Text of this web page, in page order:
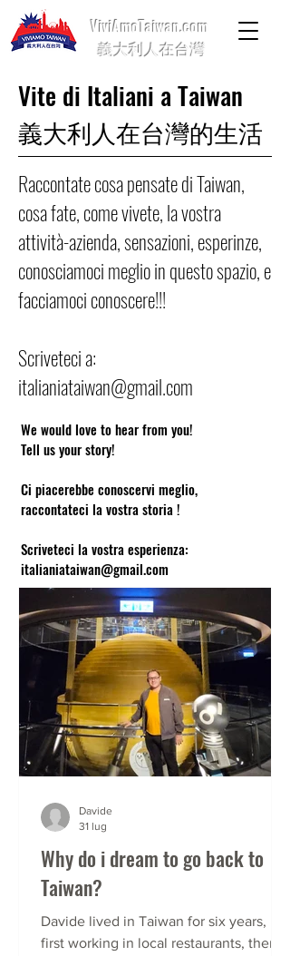
ViviAmoTaiwan.com
義大利人在台灣
Vite di Italiani a Taiwan
義大利人在台灣的生活
Raccontate cosa pensate di Taiwan,
cosa fate, come vivete, la vostra
attività-azienda, sensazioni, esperinze,
conosciamoci meglio in questo spazio, e
facciamoci conoscere!!!
Scriveteci a:
italianiataiwan@gmail.com
We would love to hear from you!
Tell us your story!
Ci piacerebbe conoscervi meglio,
raccontateci la vostra storia !
Scriveteci la vostra esperienza:
italianiataiwan@gmail.com
Why do i dream to go back to
Taiwan?
Davide lived in Taiwan for six years,
first working in local restaurants, then
Davide
31 lug